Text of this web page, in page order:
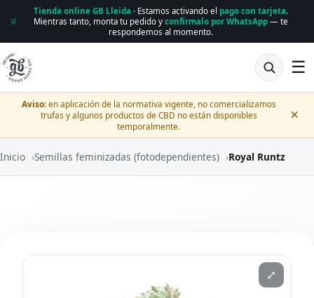
🛒
Tienda online GB Lleida · Estamos activando el pago con tarjeta.
Mientras tanto, monta tu pedido y confírmalo por WhatsApp— te
respondemos al momento.
☰
Aviso:en aplicación de la normativa vigente, no comercializamos
trufas y algunos productos de CBD no están disponibles
temporalmente.
×
Inicio ›Semillas feminizadas (fotodependientes) ›Royal Runtz
⤢